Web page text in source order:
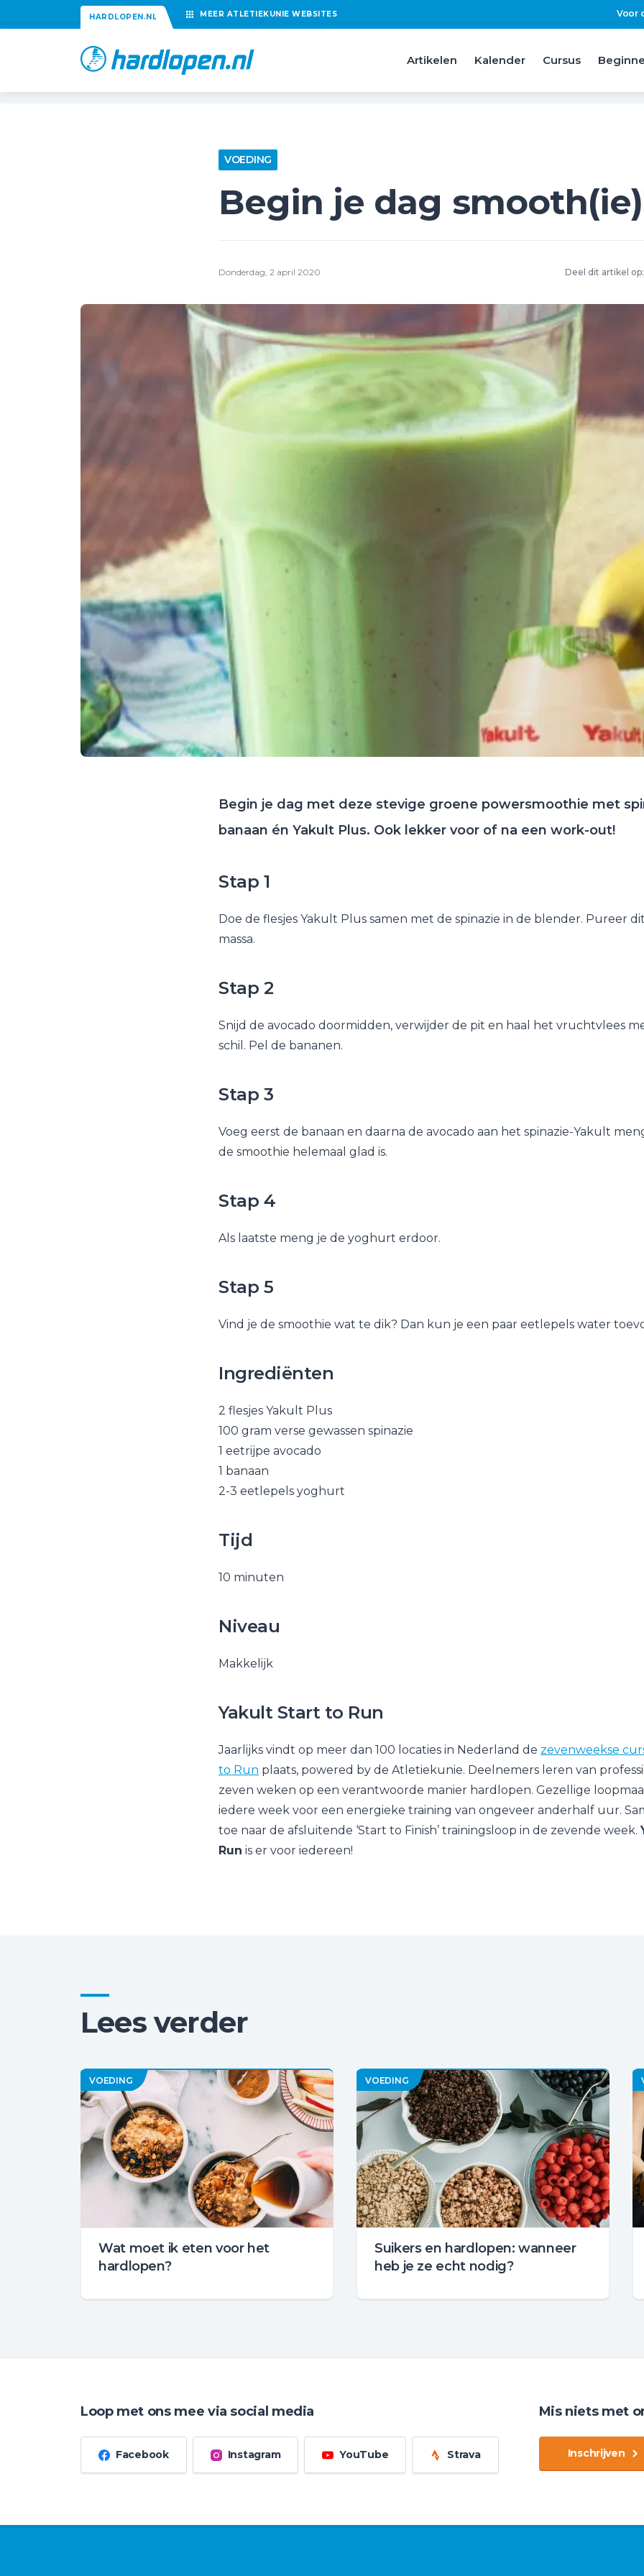
HARDLOPEN.NL MEER ATLETIEKUNIE WEBSITES Voor
Artikelen Kalender Cursus
VOEDING
Begin je dag
Donderdag, 2 april 2020 Deel dit artikel op:
Begin je dag met deze stevige groene powersmoothie met
banaan én Yakult Plus. Ook lekker voor of na een work-out!
Stap 1
Doe de flesjes Yakult Plus samen met de spinazie in de blender. Pureer
massa.
Stap 2
Snijd de avocado doormidden, verwijder de pit en haal het vruchtvlees
schil. Pel de bananen.
Stap 3
Voeg eerst de banaan en daarna de avocado aan het spinazie-Yakult
de smoothie helemaal glad is.
Stap 4
Als laatste meng je de yoghurt erdoor.
Stap 5
Vind je de smoothie wat te dik? Dan kun je een paar eetlepels water
Ingrediënten
2 flesjes Yakult Plus
100 gram verse gewassen spinazie
1 eetrijpe avocado
1 banaan
2-3 eetlepels yoghurt
Tijd
10 minuten
Niveau
Makkelijk
Yakult Start to Run
Jaarlijks vindt op meer dan 100 locaties in Nederland de zevenweekse
to Run plaats, powered by de Atletiekunie. Deelnemers leren van
zeven weken op een verantwoorde manier hardlopen. Gezellige
iedere week voor een energieke training van ongeveer anderhalf uur.
toe naar de afsluitende ‘Start to Finish’ trainingsloop in de zevende week.
Run is er voor iedereen!
Lees verder
VOEDING
Wat moet ik eten voor het
hardlopen?
VOEDING
Suikers en hardlopen: wanneer
heb je ze echt nodig?
Loop met ons mee via social media
Facebook Instagram YouTube Strava
Mis niets met
Inschrijven